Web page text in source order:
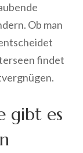
Ob man
findet
gibt es